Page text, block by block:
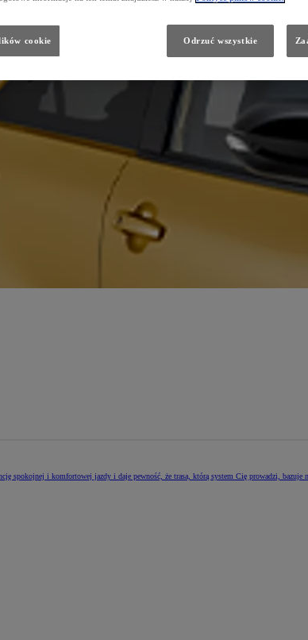
spokojnej i komfortowej jazdy i daje pewność, że trasa, którą system Cię prowadzi, bazuje
Odrzuć wszystkie
cookie